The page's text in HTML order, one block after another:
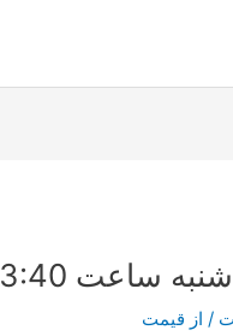
ساعت 13:40
/ از قیمت